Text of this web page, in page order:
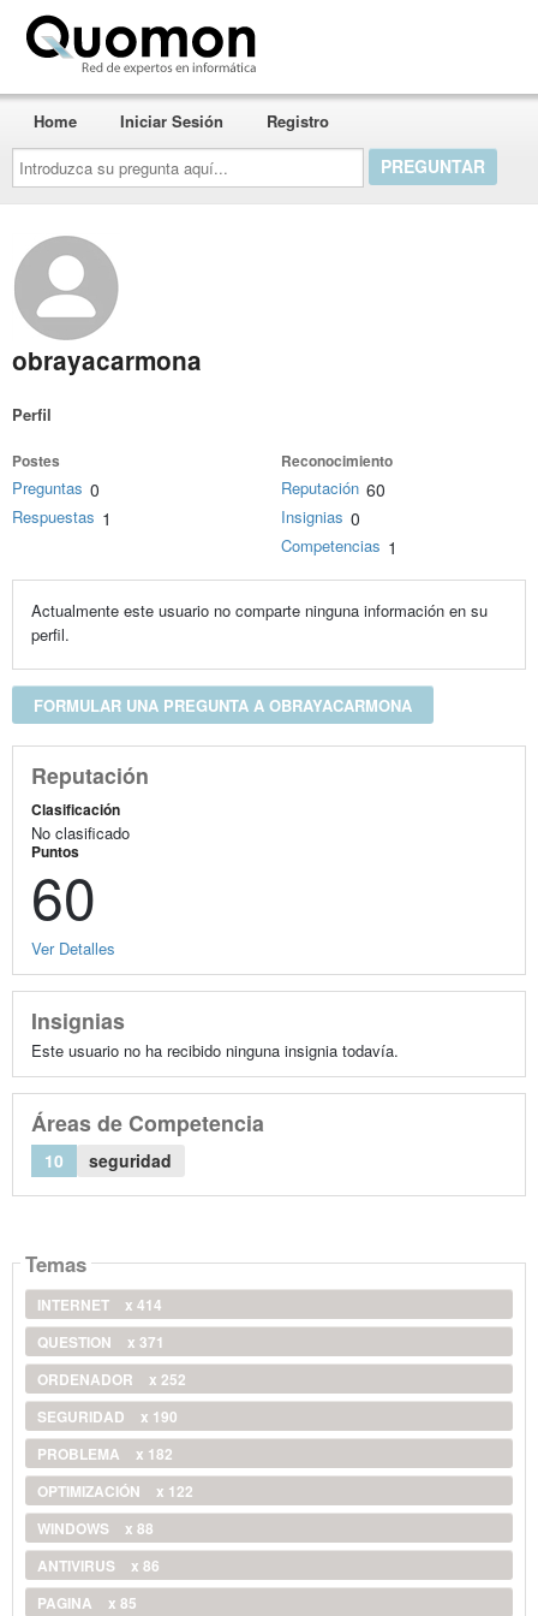
Introduzca
su
pregunta
aquí...
Home Iniciar Sesión Registro
obrayacarmona
Perfil
Postes
Preguntas 0
Respuestas 1
Reconocimiento
Reputación 60
Insignias 0
Competencias 1
Actualmente este usuario no comparte ninguna información en su
perfil.
FORMULAR UNA PREGUNTA A OBRAYACARMONA
Reputación
Clasificación
No clasificado
Puntos
60
Ver Detalles
Insignias
Este usuario no ha recibido ninguna insignia todavía.
Áreas de Competencia
10 seguridad
Temas
INTERNET
x 414
QUESTION
x 371
ORDENADOR
x 252
SEGURIDAD
x 190
PROBLEMA
x 182
OPTIMIZACIÓN
x 122
WINDOWS
x 88
ANTIVIRUS
x 86
PAGINA
x 85